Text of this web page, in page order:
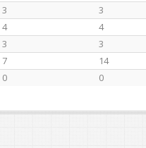
3 3
4 4
3 3
7 14
0 0